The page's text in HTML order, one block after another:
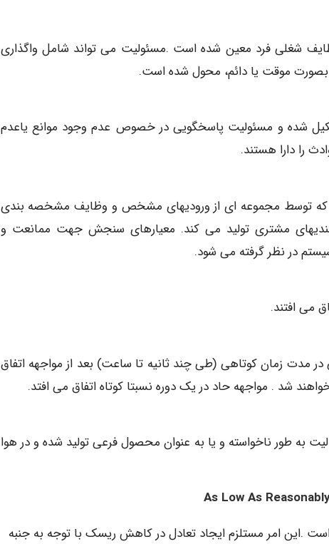
شغلی فرد معین شده است .مسئولیت می تواند شامل واگذاری
موقت یا دائم، محول شده است.
شده و مسئولیت پاسخگویی در خصوص عدم وجود موانع یاعدم
را دارا هستند.
که توسط مجموعه ای از ورودیهای مشخص و وظایف مشخصه بندی
مشتری تولید می کند. معیارهای سنجش جهت ممانعت و
در نظر گرفته می شود.
می افتند.
در مدت زمان کوتاهی (طی چند ثانیه تا ساعت) بعد از مواجهه اتفاق
شد . مواجهه حاد در یک دوره نسبتا کوتاه اتفاق می افتد.
به طور ناخواسته و یا به عنوان محصول فرعی تولید شده و در هوا
.این امر مستلزم ایجاد تعادل در کاهش ریسک با توجه به جنبه